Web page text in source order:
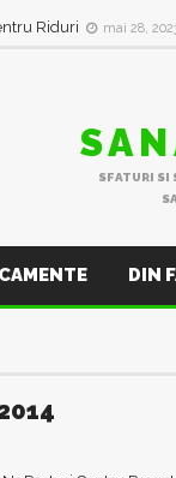
Riduri mai 28,
SFATURI SI
DIN